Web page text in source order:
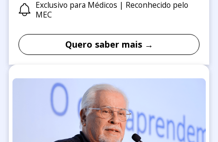
Exclusivo para Médicos | Reconhecido pelo
MEC
Quero saber mais →